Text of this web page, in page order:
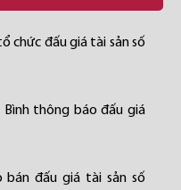
chức đấu giá tài sản số
Bình thông báo đấu giá
bán đấu giá tài sản số